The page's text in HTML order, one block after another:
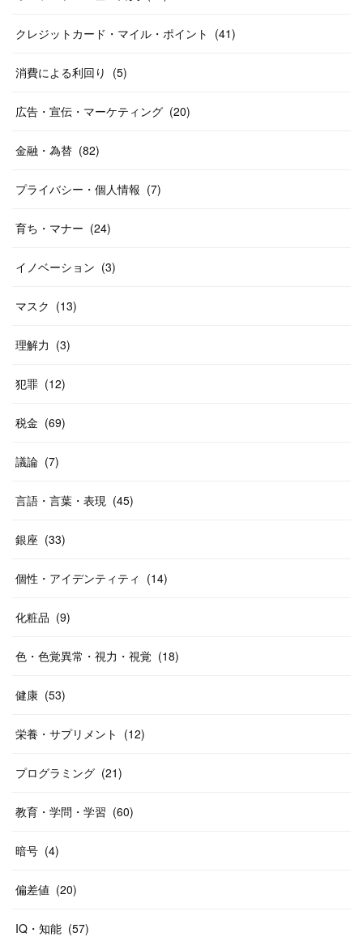
クレジットカード・マイル・ポイント (41)
消費による利回り (5)
広告・宣伝・マーケティング (20)
金融・為替 (82)
プライバシー・個人情報 (7)
育ち・マナー (24)
イノベーション (3)
マスク (13)
理解力 (3)
犯罪 (12)
税金 (69)
議論 (7)
言語・言葉・表現 (45)
銀座 (33)
個性・アイデンティティ (14)
化粧品 (9)
色・色覚異常・視力・視覚 (18)
健康 (53)
栄養・サプリメント (12)
プログラミング (21)
教育・学問・学習 (60)
暗号 (4)
偏差値 (20)
IQ・知能 (57)